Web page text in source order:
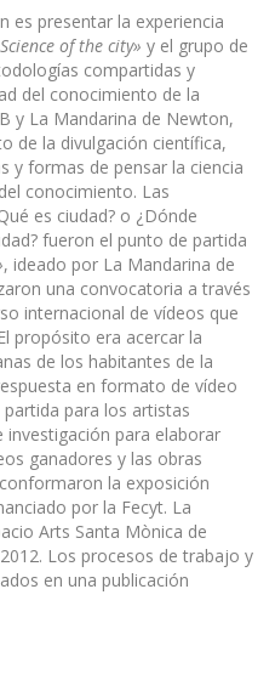
es presentar la experiencia
of the city» y el grupo de
compartidas y
del conocimiento de la
y La Mandarina de Newton,
de la divulgación científica,
y formas de pensar la ciencia
conocimiento. Las
es ciudad? o ¿Dónde
fueron el punto de partida
, ideado por La Mandarina de
una convocatoria a través
inter­nacional de vídeos que
propósito era acercar la
de los habitantes de la
en formato de vídeo
para los artistas
para elaborar
ganadores y las obras
la exposición
por la Fecyt. La
Arts Santa Mònica de
Los procesos de trabajo y
en una publicación